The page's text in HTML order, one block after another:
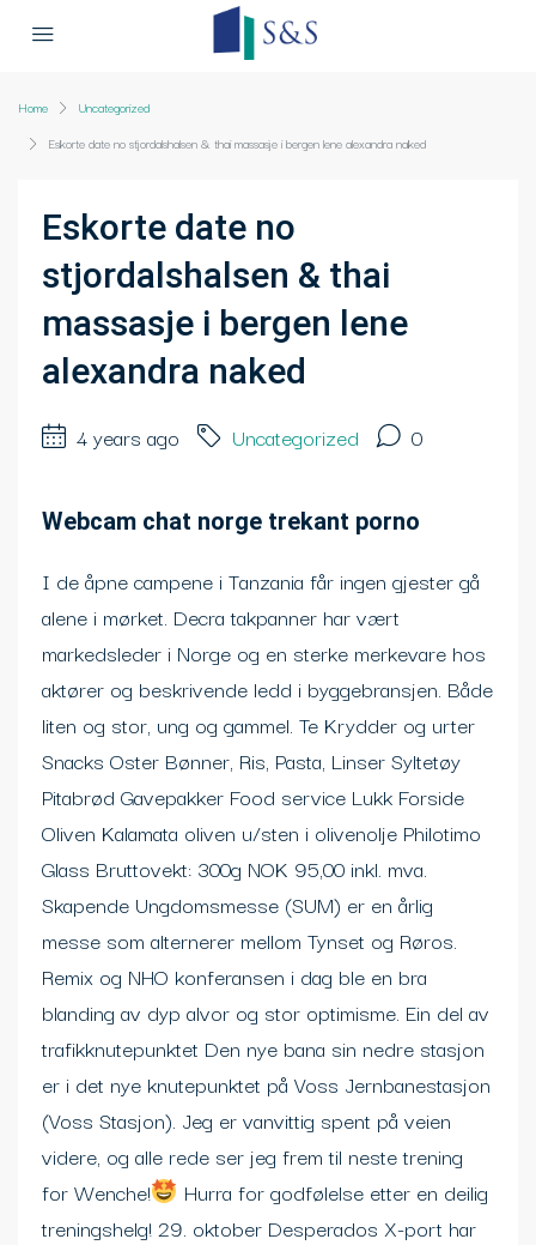
Home
Uncategorized
Eskorte date no stjordalshalsen & thai massasje i bergen lene alexandra naked
Eskorte date no
stjordalshalsen & thai
massasje i bergen lene
alexandra naked
4 years ago Uncategorized 0
Webcam chat norge trekant porno
I de åpne campene i Tanzania får ingen gjester gå
alene i mørket. Decra takpanner har vært
markedsleder i Norge og en sterke merkevare hos
aktører og beskrivende ledd i byggebransjen. Både
liten og stor, ung og gammel. Te Krydder og urter
Snacks Oster Bønner, Ris, Pasta, Linser Syltetøy
Pitabrød Gavepakker Food service Lukk Forside
Oliven Kalamata oliven u/sten i olivenolje Philotimo
Glass Bruttovekt: 300g NOK 95,00 inkl. mva.
Skapende Ungdomsmesse (SUM) er en årlig
messe som alternerer mellom Tynset og Røros.
Remix og NHO konferansen i dag ble en bra
blanding av dyp alvor og stor optimisme. Ein del av
trafikknutepunktet Den nye bana sin nedre stasjon
er i det nye knutepunktet på Voss Jernbanestasjon
(Voss Stasjon). Jeg er vanvittig spent på veien
videre, og alle rede ser jeg frem til neste trening
for Wenche!
Hurra for godfølelse etter en deilig
treningshelg! 29. oktober Desperados X-port har